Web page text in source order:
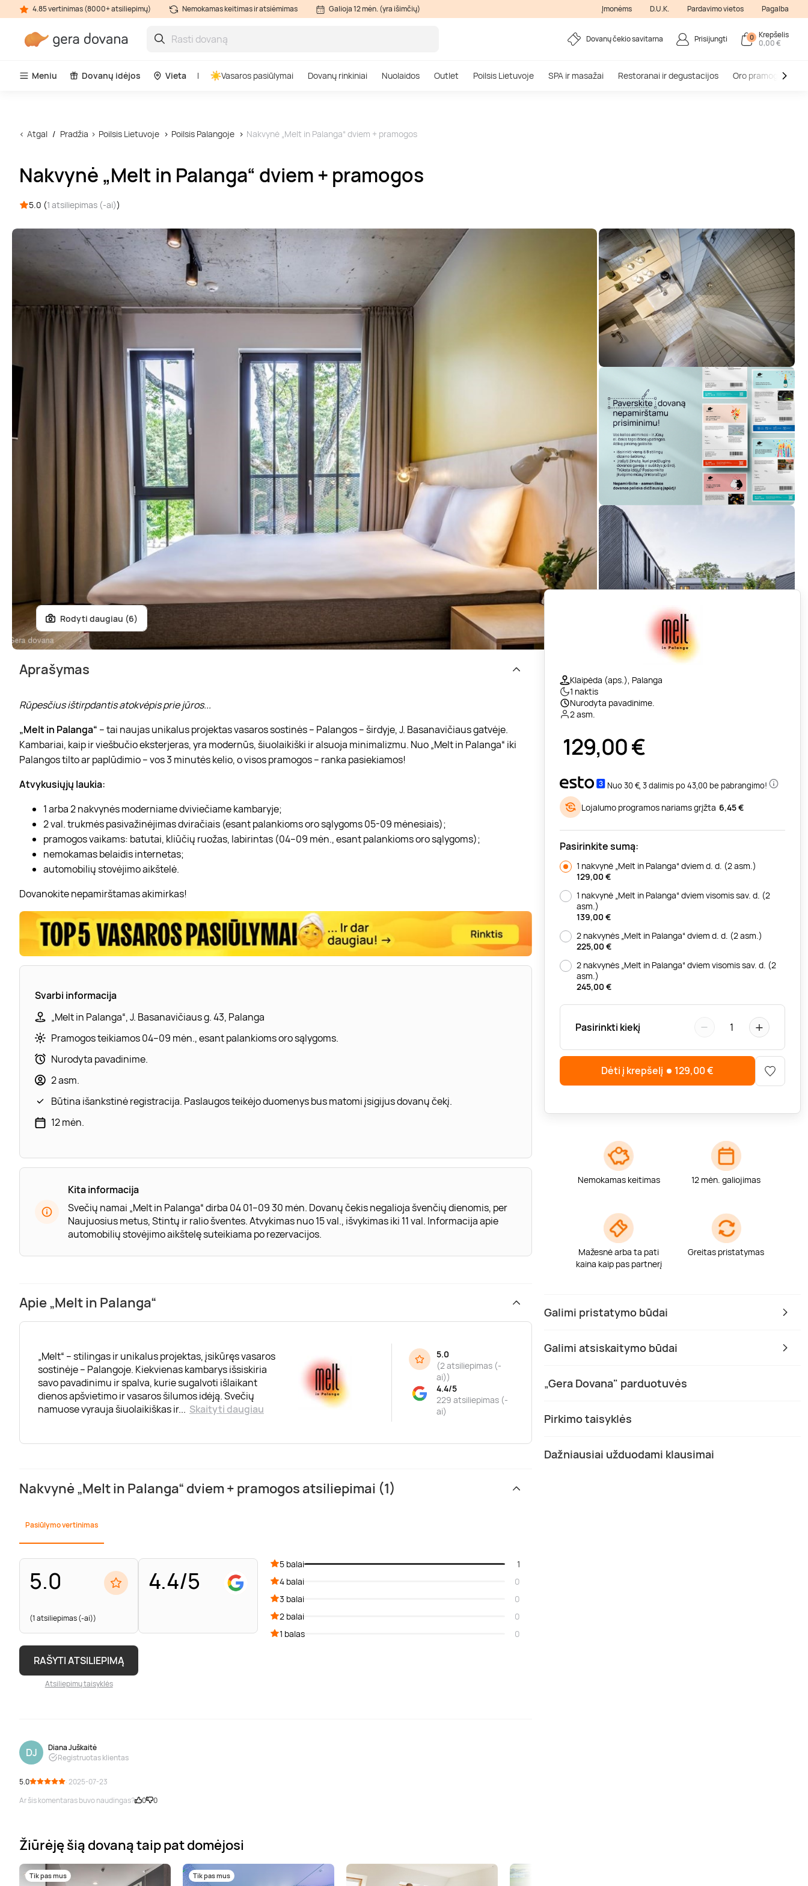
4.85 vertinimas (8000+ atsiliepimų) Nemokamas keitimas ir atsiėmimas Galioja 12 mėn. (yra išimčių) Įmonėms D.U.K. Pardavimo vietos Pagalba
Dovanų čekio savitarna Prisijungti 0 Krepšelis
0,00 €
Meniu Dovanų idėjos Vieta Vasaros pasiūlymai Dovanų rinkiniai Nuolaidos Outlet Poilsis Lietuvoje SPA ir masažai Restoranai ir degustacijos Oro pramogos
Atgal Pradžia Poilsis Lietuvoje Poilsis Palangoje Nakvynė „Melt in Palanga“ dviem + pramogos
Nakvynė „Melt in Palanga“ dviem + pramogos
5.0 (1 atsiliepimas (-ai))
Rodyti daugiau (6)
Klaipėda (aps.), Palanga
1 naktis
Nurodyta pavadinime.
2 asm.
129,00€
Nuo 30 €, 3 dalimis po 43,00 be pabrangimo!
Lojalumo programos nariams grįžta 6,45 €
Pasirinkite sumą:
1 nakvynė „Melt in Palanga“ dviem d. d. (2 asm.)
129,00 €
1 nakvynė „Melt in Palanga“ dviem visomis sav. d. (2
asm.)
139,00 €
2 nakvynės „Melt in Palanga“ dviem d. d. (2 asm.)
225,00 €
2 nakvynės „Melt in Palanga“ dviem visomis sav. d. (2
asm.)
245,00 €
Pasirinkti kiekį − 1 +
Dėti į krepšelį 129,00€
Nemokamas keitimas 12 mėn. galiojimas
Mažesnė arba ta pati
kaina kaip pas partnerį
Greitas pristatymas
Galimi pristatymo būdai
Galimi atsiskaitymo būdai
„Gera Dovana" parduotuvės
Pirkimo taisyklės
Dažniausiai užduodami klausimai
Aprašymas
Rūpesčius ištirpdantis atokvėpis prie jūros...
„Melt in Palanga“ – tai naujas unikalus projektas vasaros sostinės – Palangos – širdyje, J. Basanavičiaus gatvėje.
Kambariai, kaip ir viešbučio eksterjeras, yra modernūs, šiuolaikiški ir alsuoja minimalizmu. Nuo „Melt in Palanga“ iki
Palangos tilto ar paplūdimio – vos 3 minutės kelio, o visos pramogos – ranka pasiekiamos!
Atvykusiųjų laukia:
1 arba 2 nakvynės moderniame dviviečiame kambaryje;
2 val. trukmės pasivažinėjimas dviračiais (esant palankioms oro sąlygoms 05-09 mėnesiais);
pramogos vaikams: batutai, kliūčių ruožas, labirintas (04–09 mėn., esant palankioms oro sąlygoms);
nemokamas belaidis internetas;
automobilių stovėjimo aikštelė.
Dovanokite nepamirštamas akimirkas!
Svarbi informacija
„Melt in Palanga“, J. Basanavičiaus g. 43, Palanga
Pramogos teikiamos 04–09 mėn., esant palankioms oro sąlygoms.
Nurodyta pavadinime.
2 asm.
Būtina išankstinė registracija. Paslaugos teikėjo duomenys bus matomi įsigijus dovanų čekį.
12 mėn.
Kita informacija
Svečių namai „Melt in Palanga“ dirba 04 01–09 30 mėn. Dovanų čekis negalioja švenčių dienomis, per
Naujuosius metus, Stintų ir ralio šventes. Atvykimas nuo 15 val., išvykimas iki 11 val. Informacija apie
automobilių stovėjimo aikštelę suteikiama po rezervacijos.
Apie „Melt in Palanga“
„Melt“ – stilingas ir unikalus projektas, įsikūręs vasaros
sostinėje – Palangoje. Kiekvienas kambarys išsiskiria
savo pavadinimu ir spalva, kurie sugalvoti išlaikant
dienos apšvietimo ir vasaros šilumos idėją. Svečių
namuose vyrauja šiuolaikiškas ir... Skaityti daugiau
5.0
(2 atsiliepimas (-
ai))
4.4/5
229 atsiliepimas (-
ai)
Nakvynė „Melt in Palanga“ dviem + pramogos atsiliepimai (1)
Pasiūlymo vertinimas
5.0
(1 atsiliepimas (-ai))
4.4/5
RAŠYTI ATSILIEPIMĄ
Atsiliepimų taisyklės
5 balai
1
4 balai
0
3 balai
0
2 balai
0
1 balas
0
DJ
Diana Juškaitė
Registruotas klientas
5.0
· 2025-07-23
Ar šis komentaras buvo naudingas?
0 0
Žiūrėję šią dovaną taip pat domėjosi
Tik pas mus Tik pas mus